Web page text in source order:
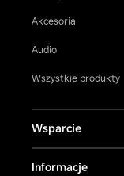
Akcesoria
Audio
Wszystkie produkty
Wsparcie
Informacje